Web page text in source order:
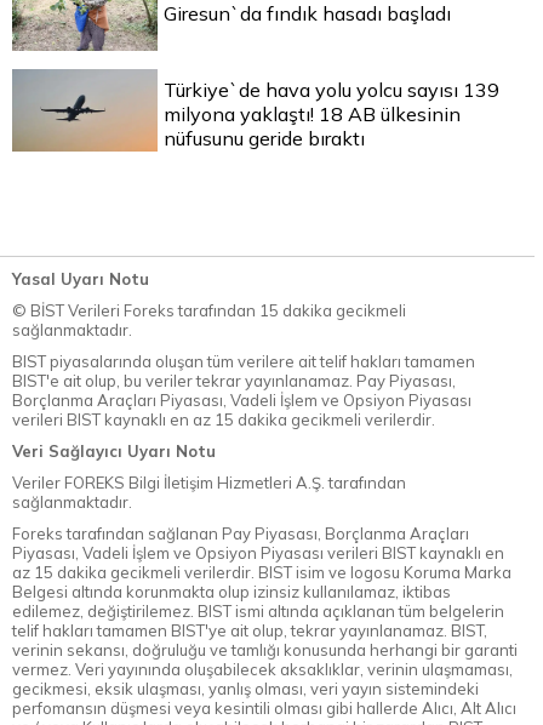
Giresun`da fındık hasadı başladı
Türkiye`de hava yolu yolcu sayısı 139
milyona yaklaştı! 18 AB ülkesinin
nüfusunu geride bıraktı
Yasal Uyarı Notu
© BİST Verileri Foreks tarafından 15 dakika gecikmeli
sağlanmaktadır.
BIST piyasalarında oluşan tüm verilere ait telif hakları tamamen
BIST'e ait olup, bu veriler tekrar yayınlanamaz. Pay Piyasası,
Borçlanma Araçları Piyasası, Vadeli İşlem ve Opsiyon Piyasası
verileri BIST kaynaklı en az 15 dakika gecikmeli verilerdir.
Veri Sağlayıcı Uyarı Notu
Veriler FOREKS Bilgi İletişim Hizmetleri A.Ş. tarafından
sağlanmaktadır.
Foreks tarafından sağlanan Pay Piyasası, Borçlanma Araçları
Piyasası, Vadeli İşlem ve Opsiyon Piyasası verileri BIST kaynaklı en
az 15 dakika gecikmeli verilerdir. BIST isim ve logosu Koruma Marka
Belgesi altında korunmakta olup izinsiz kullanılamaz, iktibas
edilemez, değiştirilemez. BIST ismi altında açıklanan tüm belgelerin
telif hakları tamamen BIST'ye ait olup, tekrar yayınlanamaz. BIST,
verinin sekansı, doğruluğu ve tamlığı konusunda herhangi bir garanti
vermez. Veri yayınında oluşabilecek aksaklıklar, verinin ulaşmaması,
gecikmesi, eksik ulaşması, yanlış olması, veri yayın sistemindeki
perfomansın düşmesi veya kesintili olması gibi hallerde Alıcı, Alt Alıcı